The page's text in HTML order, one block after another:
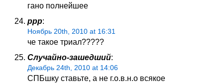
гано полнейшее
ррр:
Ноябрь 20th, 2010 at 16:31
че такое триал?????
Случайно-зашедший:
Декабрь 24th, 2010 at 14:06
СПБшку ставьте, а не г.о.в.н.о всякое